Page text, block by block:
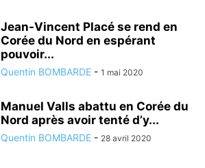
Jean-Vincent Placé se rend en
Corée du Nord en espérant
pouvoir...
Quentin BOMBARDE - 1 mai 2020
Manuel Valls abattu en Corée du
Nord après avoir tenté d’y...
Quentin BOMBARDE - 28 avril 2020